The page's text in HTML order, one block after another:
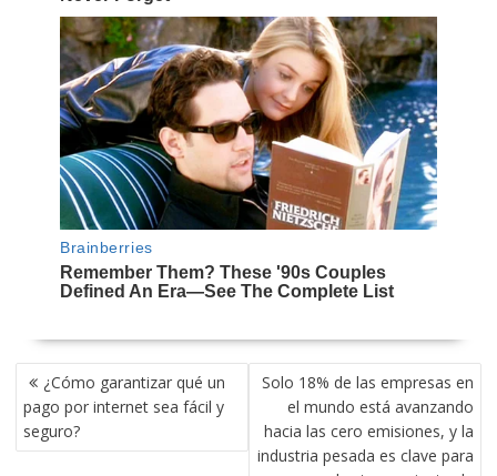
NAVEGACIÓN
DE
ENTRADAS
¿Cómo garantizar qué un
pago por internet sea fácil y
seguro?
Solo 18% de las empresas en
el mundo está avanzando
hacia las cero emisiones, y la
industria pesada es clave para